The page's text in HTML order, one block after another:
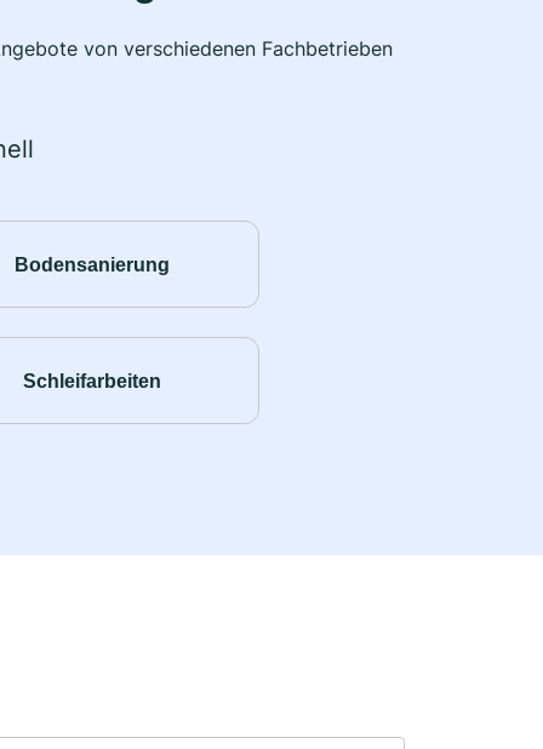
von verschiedenen Fachbetrieben
Bodensanierung
Schleifarbeiten